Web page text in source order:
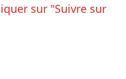
sur "Suivre sur